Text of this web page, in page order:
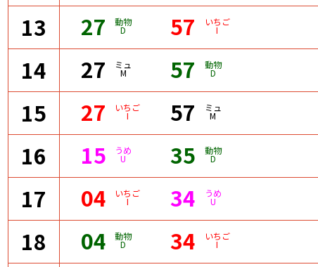
13 27 動物
D 57 いちご
I
14 27 ミュ
M 57 動物
D
15 27 いちご
I 57 ミュ
M
16 15 うめ
U 35 動物
D
17 04 いちご
I 34 うめ
U
18 04 動物
D 34 いちご
I